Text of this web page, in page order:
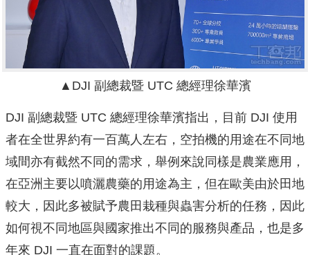
▲DJI 副總裁暨 UTC 總經理徐華濱
DJI 副總裁暨 UTC 總經理徐華濱指出，目前 DJI 使用
者在全世界約有一百萬人左右，空拍機的用途在不同地
域間亦有截然不同的需求，舉例來說同樣是農業應用，
在亞洲主要以噴灑農藥的用途為主，但在歐美由於田地
較大，因此多被賦予農田栽種與蟲害分析的任務，因此
如何視不同地區與國家推出不同的服務與產品，也是多
年來 DJI 一直在面對的課題。